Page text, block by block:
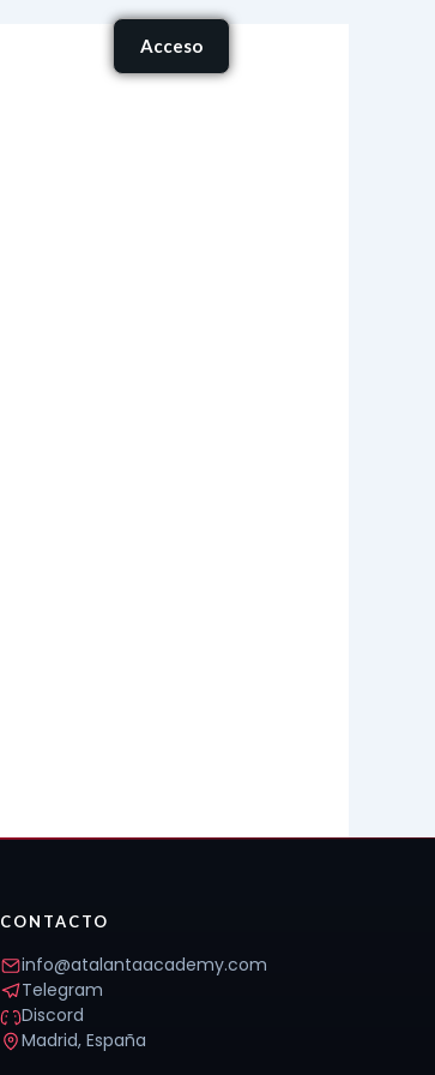
Acceso
CONTACTO
info@atalantaacademy.com
Telegram
Discord
Madrid, España